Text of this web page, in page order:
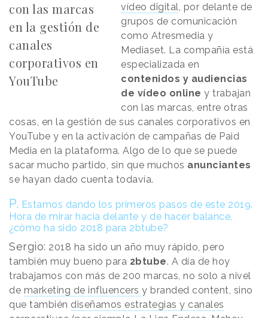
con las marcas
en la gestión de
canales
corporativos en
YouTube
vídeo digital, por delante de
grupos de comunicación
como Atresmedia y
Mediaset. La compañía está
especializada en
contenidos y audiencias
de vídeo online y trabajan
con las marcas, entre otras
cosas, en la gestión de sus canales corporativos en
YouTube y en la activación de campañas de Paid
Media en la plataforma. Algo de lo que se puede
sacar mucho partido, sin que muchos anunciantes
se hayan dado cuenta todavía.
P. Estamos dando los primeros pasos de este 2019.
Hora de mirar hacia delante y de hacer balance,
¿cómo ha sido 2018 para 2btube?
Sergio: 2018 ha sido un año muy rápido, pero
también muy bueno para 2btube. A día de hoy
trabajamos con más de 200 marcas, no solo a nivel
de marketing de influencers y branded content, sino
que también diseñamos estrategias y canales